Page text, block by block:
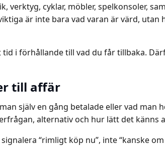
verktyg, cyklar, möbler, spelkonsoler,
är inte bara vad varan är värd, utan
i förhållande till vad du får tillbaka.
till affär
själv en gång betalade eller vad man
alternativ och hur lätt det känns
“rimligt köp nu”, inte “kanske